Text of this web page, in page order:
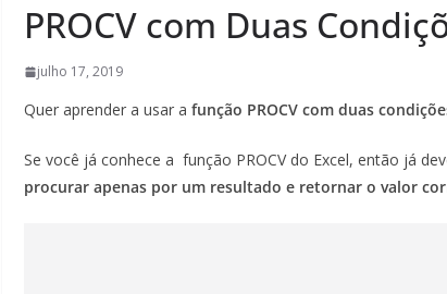
PROCV com Duas
julho 17, 2019
Quer aprender a usar a função PROCV com duas
Se você já conhece a função PROCV do Excel, então já
procurar apenas por um resultado e retornar o valor